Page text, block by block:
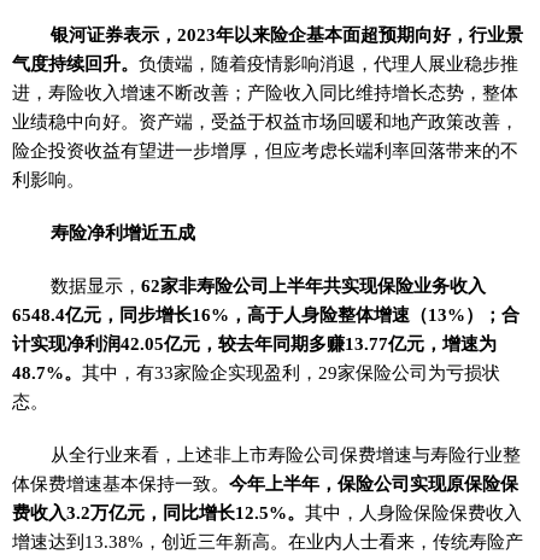
银河证券表示，2023年以来险企基本面超预期向好，行业景
气度持续回升。 负债端，随着疫情影响消退，代理人展业稳步推
进，寿险收入增速不断改善；产险收入同比维持增长态势，整体
业绩稳中向好。资产端，受益于权益市场回暖和地产政策改善，
险企投资收益有望进一步增厚，但应考虑长端利率回落带来的不
利影响。
寿险净利增近五成
数据显示， 62家非寿险公司上半年共实现保险业务收入
6548.4亿元，同步增长16%，高于人身险整体增速（13%）
；合
计实现净利润42.05亿元，较去年同期多赚13.77亿元，增速为
48.7%。 其中，有33家险企实现盈利，29家保险公司为亏损状
态。
从全行业来看，上述非上市寿险公司保费增速与寿险行业整
体保费增速基本保持一致。 今年上半年，保险公司实现原保险保
费收入3.2万亿元，同比增长12.5%。 其中，人身险保险保费收入
增速达到13.38%，创近三年新高。在业内人士看来，传统寿险产